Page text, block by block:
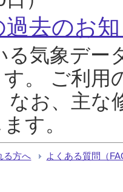
去のお
気象デー
。 ご利用
なお、主な
す。
る方へ よくある質問（